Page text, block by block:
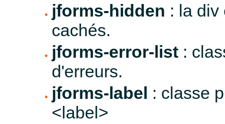
jforms-hidden : la div
cachés.
jforms-error-list :
d'erreurs.
jforms-label : classe
<label>